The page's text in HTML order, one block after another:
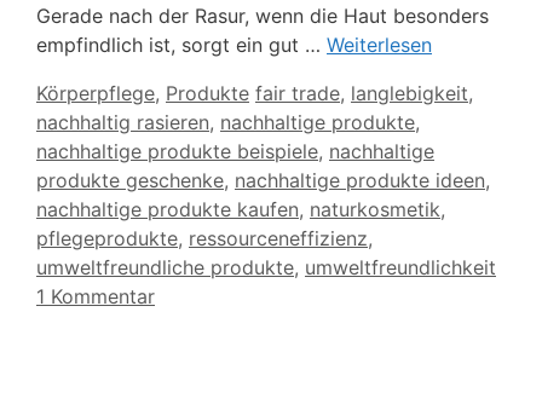
Gerade nach der Rasur, wenn die Haut besonders
empfindlich ist, sorgt ein gut … Weiterlesen
Kategorien
Körperpflege, Produkte Schlagwörter
fair trade, langlebigkeit,
nachhaltig rasieren, nachhaltige produkte,
nachhaltige produkte beispiele, nachhaltige
produkte geschenke, nachhaltige produkte ideen,
nachhaltige produkte kaufen, naturkosmetik,
pflegeprodukte, ressourceneffizienz,
umweltfreundliche produkte, umweltfreundlichkeit
1 Kommentar